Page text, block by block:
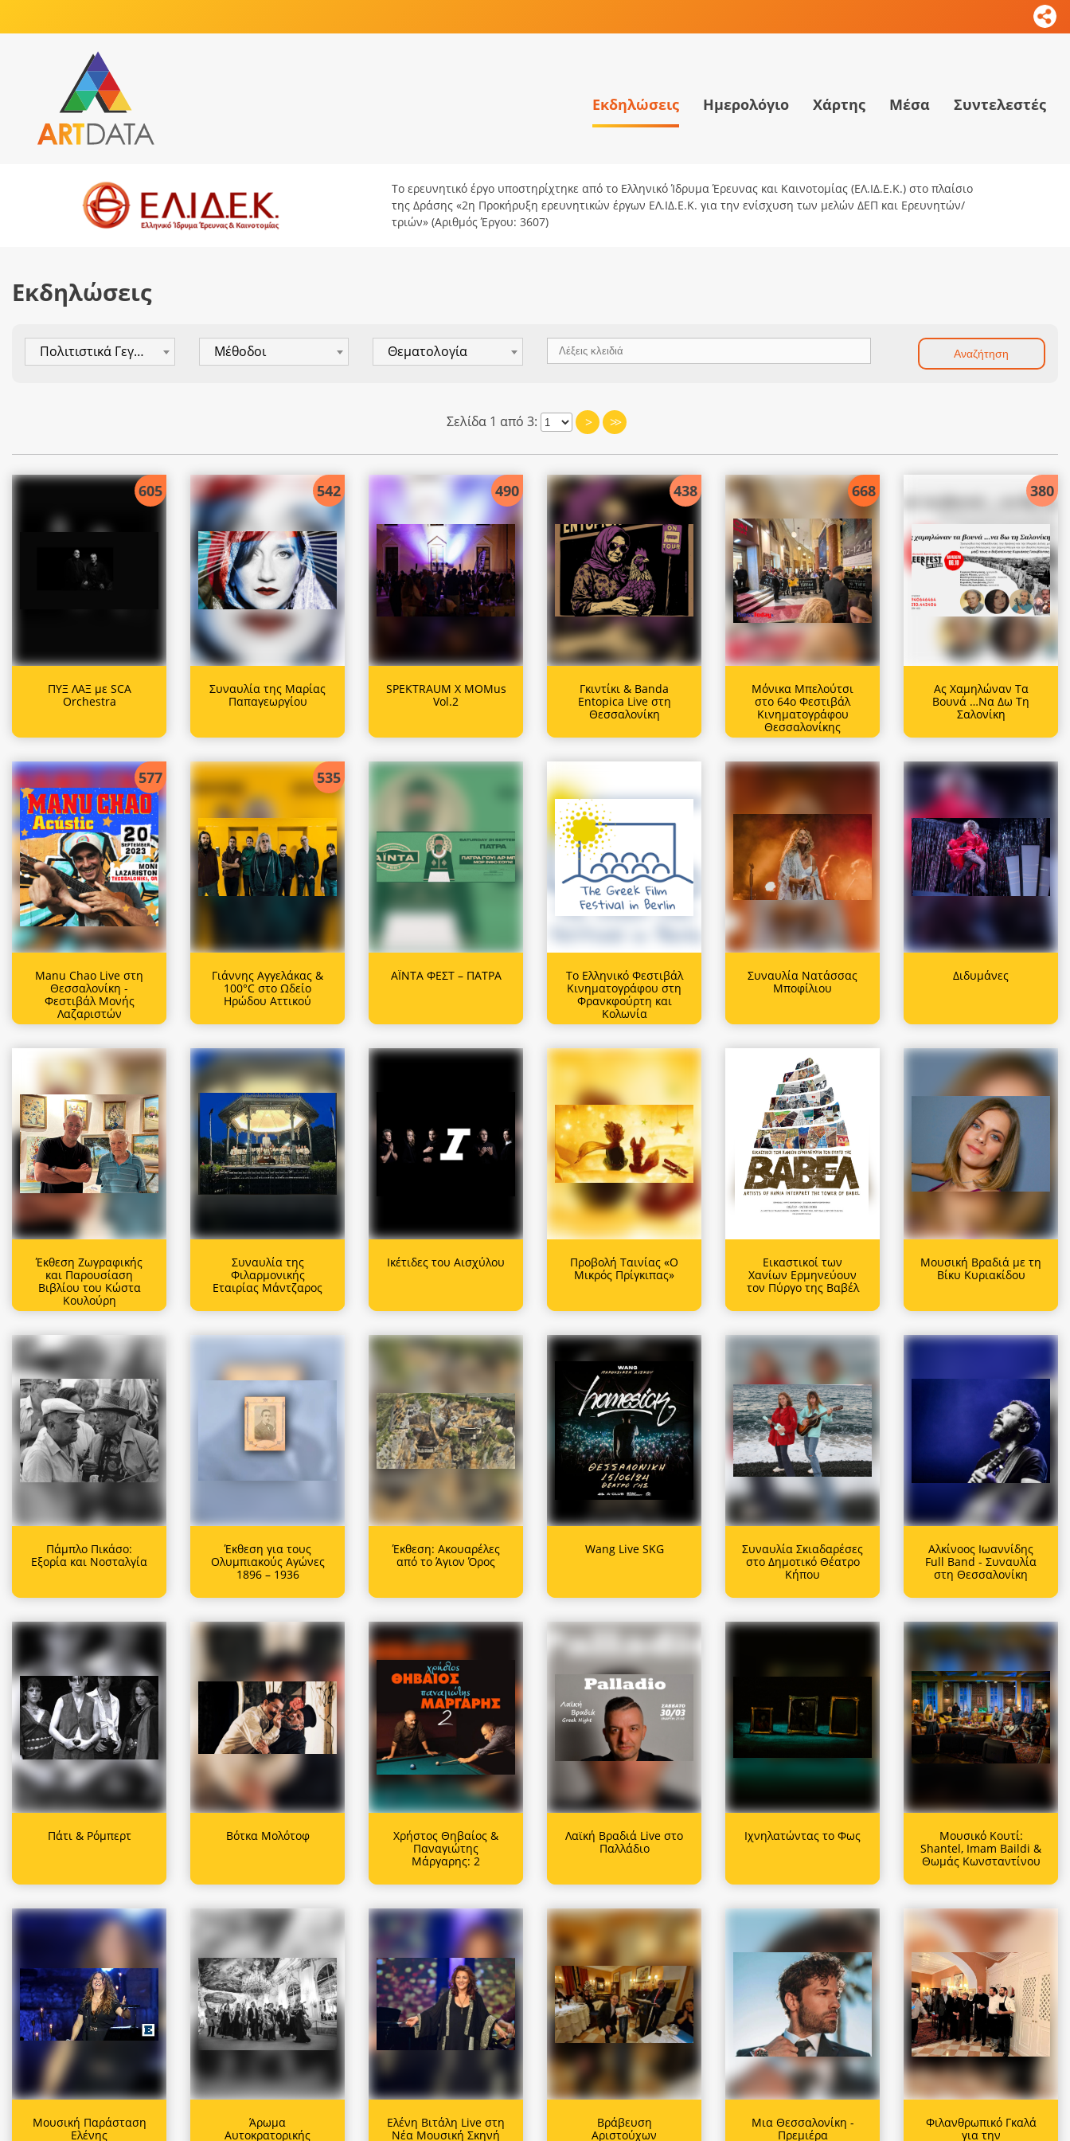
Εκδηλώσεις Ημερολόγιο Χάρτης Μέσα Συντελεστές
Το ερευνητικό έργο υποστηρίχτηκε από το Ελληνικό Ίδρυμα Έρευνας και Καινοτομίας (ΕΛ.ΙΔ.Ε.Κ.) στο πλαίσιο
της Δράσης «2η Προκήρυξη ερευνητικών έργων ΕΛ.ΙΔ.Ε.Κ. για την ενίσχυση των μελών ΔΕΠ και Ερευνητών/
τριών» (Αριθμός Έργου: 3607)
Εκδηλώσεις
Πολιτιστικά Γεγονότα Μέθοδοι Θεματολογία
Σελίδα 1 από 3: > >>
605
ΠΥΞ ΛΑΞ με SCA
Orchestra
542
Συναυλία της Μαρίας
Παπαγεωργίου
490
SPEKTRAUM X MOMus
Vol.2
438
Γκιντίκι & Banda
Entopica Live στη
Θεσσαλονίκη
668
Μόνικα Μπελούτσι
στο 64ο Φεστιβάλ
Κινηματογράφου
Θεσσαλονίκης
380
Ας Χαμηλώναν Τα
Βουνά …Να Δω Τη
Σαλονίκη
577
Manu Chao Live στη
Θεσσαλονίκη -
Φεστιβάλ Μονής
Λαζαριστών
535
Γιάννης Αγγελάκας &
100°C στο Ωδείο
Ηρώδου Αττικού
ΑΪΝΤΑ ΦΕΣΤ – ΠΑΤΡΑ
Το Ελληνικό Φεστιβάλ
Κινηματογράφου στη
Φρανκφούρτη και
Κολωνία
Συναυλία Νατάσσας
Μποφίλιου
Διδυμάνες
Έκθεση Ζωγραφικής
και Παρουσίαση
Βιβλίου του Κώστα
Κουλούρη
Συναυλία της
Φιλαρμονικής
Εταιρίας Μάντζαρος
Ικέτιδες του Αισχύλου
Προβολή Ταινίας «Ο
Μικρός Πρίγκιπας»
Εικαστικοί των
Χανίων Ερμηνεύουν
τον Πύργο της Βαβέλ
Μουσική Βραδιά με τη
Βίκυ Κυριακίδου
Πάμπλο Πικάσο:
Εξορία και Νοσταλγία
Έκθεση για τους
Ολυμπιακούς Αγώνες
1896 – 1936
Έκθεση: Ακουαρέλες
από το Άγιον Όρος
Wang Live SKG
Συναυλία Σκιαδαρέσες
στο Δημοτικό Θέατρο
Κήπου
Αλκίνοος Ιωαννίδης
Full Band - Συναυλία
στη Θεσσαλονίκη
Πάτι & Ρόμπερτ Βότκα Μολότοφ
Χρήστος Θηβαίος &
Παναγιώτης
Μάργαρης: 2
Λαϊκή Βραδιά Live στο
Παλλάδιο
Ιχνηλατώντας το Φως
Μουσικό Κουτί:
Shantel, Imam Baildi &
Θωμάς Κωνσταντίνου
Μουσική Παράσταση
Ελένης
Άρωμα
Αυτοκρατορικής
Ελένη Βιτάλη Live στη
Νέα Μουσική Σκηνή
Βράβευση
Αριστούχων
Μια Θεσσαλονίκη -
Πρεμιέρα
Φιλανθρωπικό Γκαλά
για την